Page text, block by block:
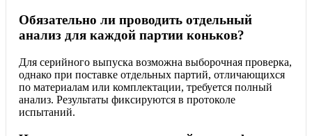
Обязательно ли проводить отдельный
анализ для каждой партии коньков?
Для серийного выпуска возможна выборочная проверка,
однако при поставке отдельных партий, отличающихся
по материалам или комплектации, требуется полный
анализ. Результаты фиксируются в протоколе
испытаний.